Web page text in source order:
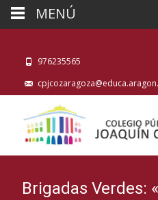
976235565
Brigadas Verdes:
MENÚ